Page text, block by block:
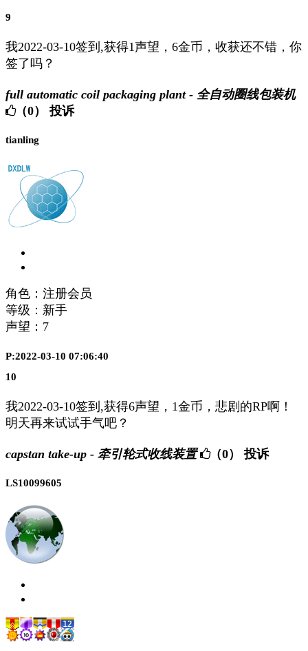
9
我2022-03-10签到,获得1声望，6金币，收获还不错，你
签了吗？
full automatic coil packaging plant - 全自动圈线包装机
（0）
投诉
tianling
角色：注册会员
等级：新手
声望： 7
P:2022-03-10 07:06:40
10
我2022-03-10签到,获得6声望，1金币，悲剧的RP啊！
明天再来试试手气吧？
capstan take-up - 牵引轮式收线装置 （0） 投诉
LS10099605